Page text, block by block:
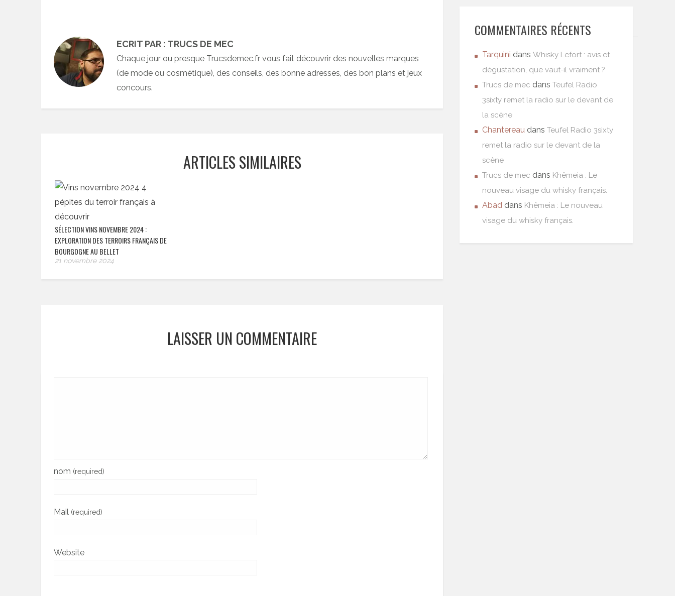
ECRIT PAR : TRUCS DE MEC
Chaque jour ou presque Trucsdemec.fr vous fait découvrir des nouvelles marques
(de mode ou cosmétique), des conseils, des bonne adresses, des bon plans et jeux
concours.
ARTICLES SIMILAIRES
SÉLECTION VINS NOVEMBRE 2024 :
EXPLORATION DES TERROIRS FRANÇAIS DE
BOURGOGNE AU BELLET
21 novembre 2024
LAISSER UN COMMENTAIRE
nom (required)
Mail (required)
Website
COMMENTAIRES RÉCENTS
Tarquini dans Whisky Lefort : avis et
dégustation, que vaut-il vraiment ?
Trucs de mec dans Teufel Radio
3sixty remet la radio sur le devant de
la scène
Chantereau dans Teufel Radio 3sixty
remet la radio sur le devant de la
scène
Trucs de mec dans Khêmeia : Le
nouveau visage du whisky français.
Abad dans Khêmeia : Le nouveau
visage du whisky français.